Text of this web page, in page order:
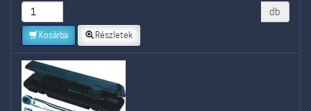
db
Kosárba Részletek